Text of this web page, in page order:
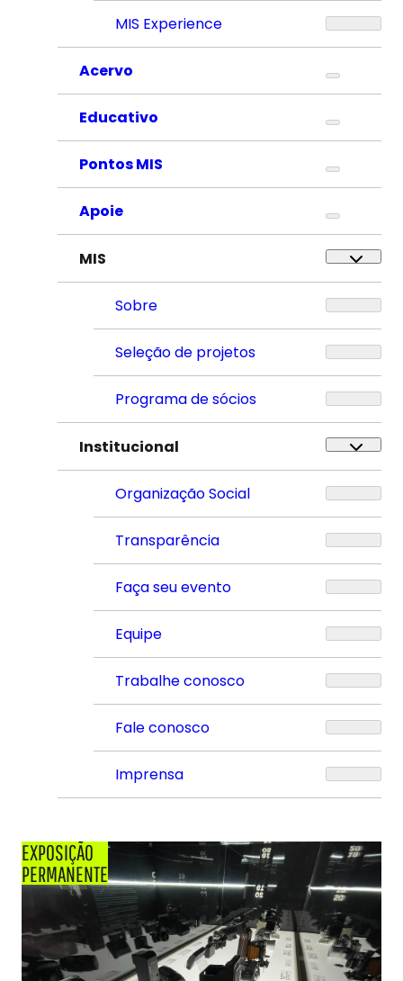
MIS Experience
Acervo
Educativo
Pontos MIS
Apoie
MIS
Sobre
Seleção de projetos
Programa de sócios
Institucional
Organização Social
Transparência
Faça seu evento
Equipe
Trabalhe conosco
Fale conosco
Imprensa
EXPOSIÇÃO
PERMANENTE